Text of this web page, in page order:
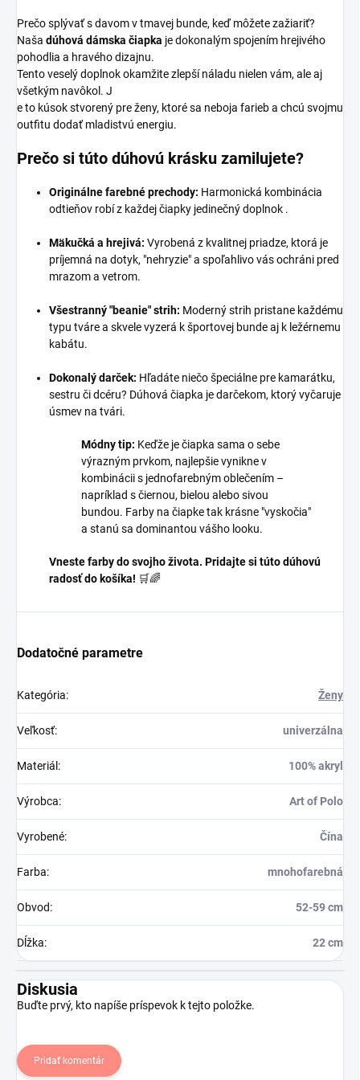
Prečo splývať s davom v tmavej bunde, keď môžete zažiariť?
Naša dúhová dámska čiapka je dokonalým spojením hrejivého
pohodlia a hravého dizajnu.
Tento veselý doplnok okamžite zlepší náladu nielen vám, ale aj
všetkým navôkol. J
e to kúsok stvorený pre ženy, ktoré sa neboja farieb a chcú svojmu
outfitu dodať mladistvú energiu.
Prečo si túto dúhovú krásku zamilujete?
Originálne farebné prechody: Harmonická kombinácia
odtieňov robí z každej čiapky jedinečný doplnok .
Mäkučká a hrejivá: Vyrobená z kvalitnej priadze, ktorá je
príjemná na dotyk, "nehryzie" a spoľahlivo vás ochráni pred
mrazom a vetrom.
Všestranný "beanie" strih: Moderný strih pristane každému
typu tváre a skvele vyzerá k športovej bunde aj k ležérnemu
kabátu.
Dokonalý darček: Hľadáte niečo špeciálne pre kamarátku,
sestru či dcéru? Dúhová čiapka je darčekom, ktorý vyčaruje
úsmev na tvári.
Módny tip: Keďže je čiapka sama o sebe
výrazným prvkom, najlepšie vynikne v
kombinácii s jednofarebným oblečením –
napríklad s čiernou, bielou alebo sivou
bundou. Farby na čiapke tak krásne "vyskočia"
a stanú sa dominantou vášho looku.
Vneste farby do svojho života. Pridajte si túto dúhovú
radosť do košíka! 🛒🌈
Dodatočné parametre
Kategória: Ženy
Veľkosť: univerzálna
Materiál : 100% akryl
Výrobca: Art of Polo
Vyrobené: Čína
Farba: mnohofarebná
Obvod: 52-59 cm
Dĺžka: 22 cm
Diskusia
Buďte prvý, kto napíše príspevok k tejto položke.
Pridať komentár